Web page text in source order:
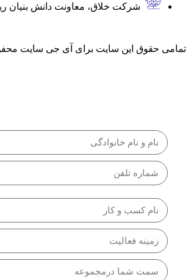
شرکت خلاق، معاونت دانش بنیان
حقوق این سایت برای آی جی سایت